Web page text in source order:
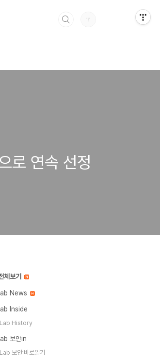
로 연속 선정
체보기
News
Inside
History
보안in
보안 바로알기